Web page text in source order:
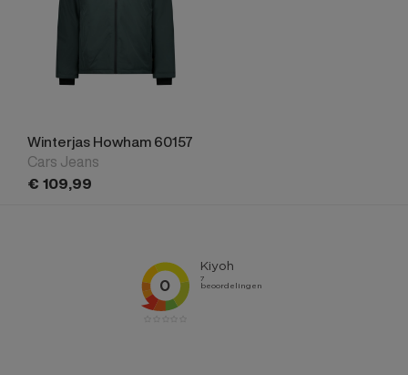
Winterjas Howham 60157
Cars Jeans
€ 109,99